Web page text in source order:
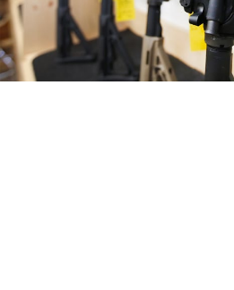
Časopis
Sledujte prima+
arzenál byl ale mnohem